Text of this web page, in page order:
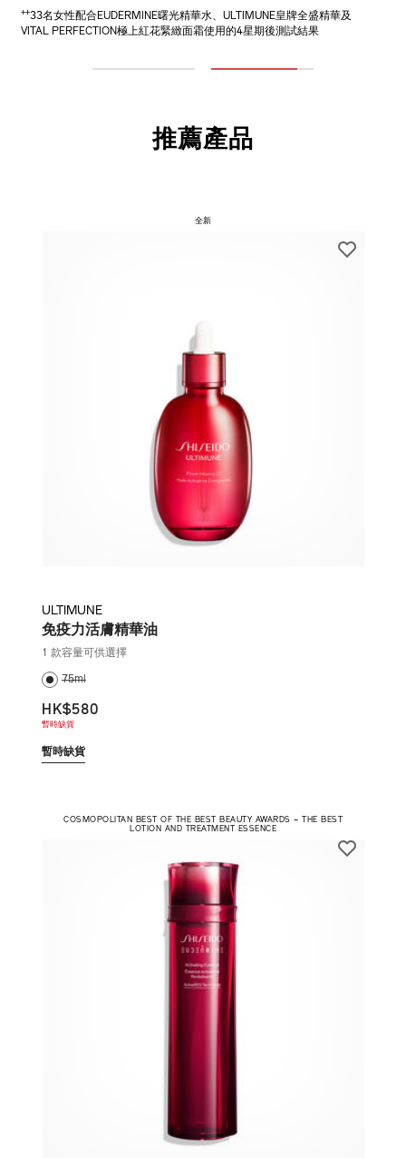
用的4星期測試結果
++33名女性配合EUDERMINE曙光精華水、ULTIMUNE皇牌全盛精華及
VITAL PERFECTION極上紅花緊緻面霜使用的4星期後測試結果
推薦產品
全新
ULTIMUNE
免疫力活膚精華油
1 款容量可供選擇
75ml
HK$580
暫時缺貨
暫時缺貨
COSMOPOLITAN BEST OF THE BEST BEAUTY AWARDS – THE BEST
LOTION AND TREATMENT ESSENCE